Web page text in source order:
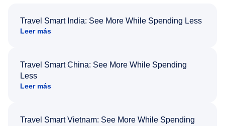
Travel Smart India: See More While Spending Less
Leer más
Travel Smart China: See More While Spending
Less
Leer más
Travel Smart Vietnam: See More While Spending